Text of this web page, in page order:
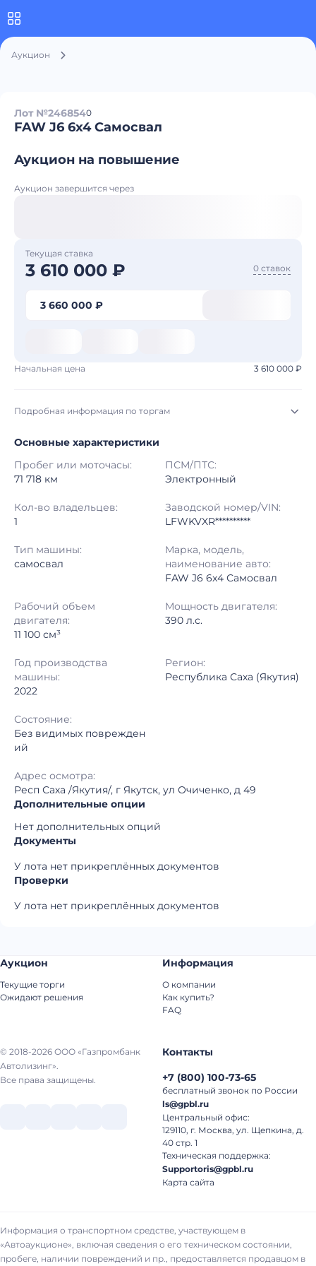
Аукцион
Лот №2468540
FAW J6 6x4 Самосвал
Аукцион на повышение
Аукцион завершится через
Текущая ставка
3 610 000 ₽ 0 ставок
3 660 000 ₽
Начальная цена 3 610 000 ₽
Подробная информация по торгам
Начало торгов: 03.08.2026, 09:14 МСК
Конец торгов: 10.08.2026, 09:14 МСК
Тип аукциона: Открытые торги
Шаг торгов: 50 000 ₽
Регион: Республика Саха (Якутия)
Основные характеристики
Пробег или моточасы:
71 718 км
ПСМ/ПТС:
Электронный
Кол-во владельцев:
1
Заводской номер/VIN:
LFWKVXR**********
Тип машины:
самосвал
Марка, модель,
наименование авто:
FAW J6 6x4 Самосвал
Рабочий объем
двигателя:
11 100 см³
Мощность двигателя:
390 л.с.
Год производства
машины:
2022
Регион:
Республика Саха (Якутия)
Состояние:
Без видимых поврежден
ий
Адрес осмотра:
Респ Саха /Якутия/, г Якутск, ул Очиченко, д 49
Дополнительные опции
Нет дополнительных опций
Документы
У лота нет прикреплённых документов
Проверки
У лота нет прикреплённых документов
© 2018-2026 ООО «Газпромбанк
Автолизинг».
Все права защищены.
Аукцион
Текущие торги
Ожидают решения
Информация
О компании
Как купить?
FAQ
Контакты
+7 (800) 100-73-65
бесплатный звонок по России
ls@gpbl.ru
Центральный офис:
129110, г. Москва, ул. Щепкина, д.
40 стр. 1
Техническая поддержка:
Supportoris@gpbl.ru
Карта сайта
Информация о транспортном средстве, участвующем в
«Автоаукционе», включая сведения о его техническом состоянии,
пробеге, наличии повреждений и пр., предоставляется продавцом в